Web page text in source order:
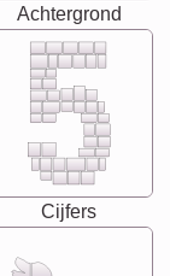
Achtergrond
Cijfers